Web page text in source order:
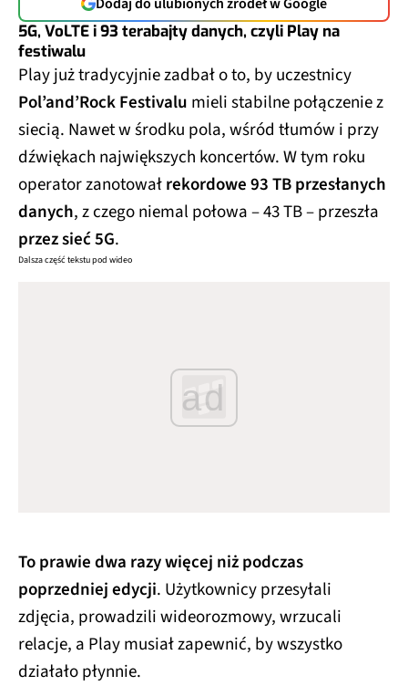
5G, VoLTE i 93 terabajty danych, czyli Play na
festiwalu
Play już tradycyjnie zadbał o to, by uczestnicy
Pol’and’Rock Festivalu mieli stabilne połączenie z
siecią. Nawet w środku pola, wśród tłumów i przy
dźwiękach największych koncertów. W tym roku
operator zanotowałrekordowe 93 TB przesłanych
danych, z czego niemal połowa – 43 TB – przeszła
przez sieć 5G.
Dalsza część tekstu pod wideo
ad
To prawie dwa razy więcej niż podczas
poprzedniej edycji. Użytkownicy przesyłali
zdjęcia, prowadzili wideorozmowy, wrzucali
relacje, a Play musiał zapewnić, by wszystko
działało płynnie.